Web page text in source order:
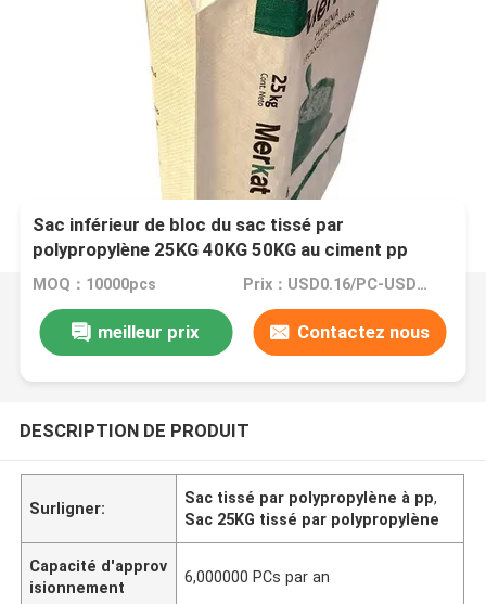
Sac inférieur de bloc du sac tissé par
polypropylène 25KG 40KG 50KG au ciment pp
MOQ：10000pcs Prix：USD0.16/PC-USD0.20/PC
meilleur prix Contactez nous
DESCRIPTION DE PRODUIT
Surligner:
Sac tissé par polypropylène à pp,
Sac 25KG tissé par polypropylène
Capacité d'approv
isionnement
6,000000 PCs par an